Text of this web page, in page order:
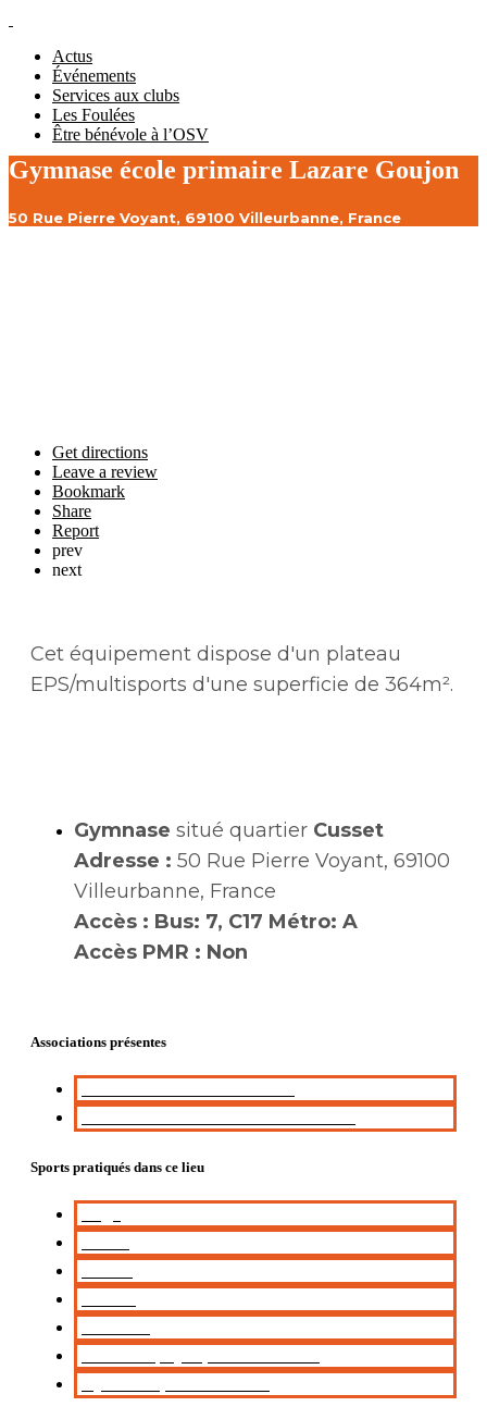
Actus
Événements
Services aux clubs
Les Foulées
Être bénévole à l’OSV
Gymnase école primaire Lazare Goujon
50 Rue Pierre Voyant, 69100 Villeurbanne, France
Get directions
Leave a review
Bookmark
Share
Report
prev
next
Cet équipement dispose d'un plateau
EPS/multisports d'une superficie de 364m².
Gymnase situé quartier Cusset
Adresse : 50 Rue Pierre Voyant, 69100
Villeurbanne, France
Accès : Bus: 7, C17 Métro: A
Accès PMR : Non
Associations présentes
Sports pratiqués dans ce lieu